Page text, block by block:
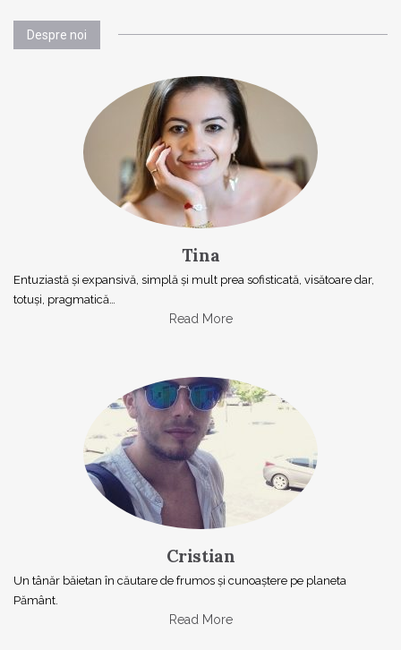
Despre noi
Tina
Entuziastă şi expansivă, simplă şi mult prea sofisticată, visătoare dar,
totuşi, pragmatică…
Read More
Cristian
Un tânăr băietan în căutare de frumos și cunoaștere pe planeta
Pământ.
Read More